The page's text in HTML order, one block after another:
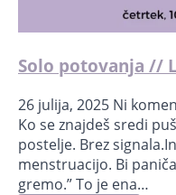
Solo potovanja //
26 julija, 2025 Ni
Ko se znajdeš sredi
postelje. Brez
menstruacijo. Bi
gremo.” To je ena…